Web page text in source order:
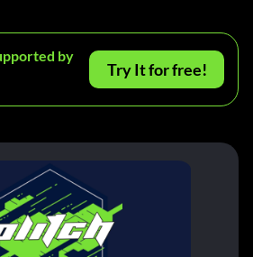
by
Try It for free!